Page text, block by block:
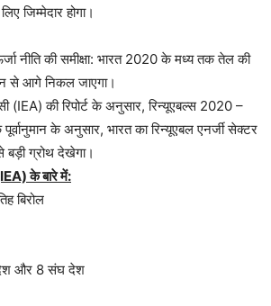
जिम्मेदार होगा।
नीति की समीक्षा: भारत 2020 के मध्य तक तेल की
से आगे निकल जाएगा।
(IEA) की रिपोर्ट के अनुसार, रिन्यूएबल्स 2020 –
के अनुसार, भारत का रिन्यूएबल एनर्जी सेक्टर
ग्रोथ देखेगा।
के बारे में:
बिरोल
और 8 संघ देश